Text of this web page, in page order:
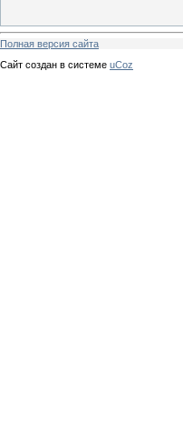
Полная версия сайта
Сайт создан в системе uCoz